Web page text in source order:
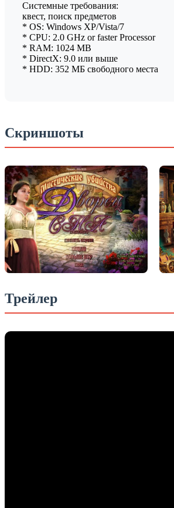
Системные требования:
квест, поиск предметов
* OS: Windows XP/Vista/7
* CPU: 2.0 GHz or faster Processor
* RAM: 1024 MB
* DirectX: 9.0 или выше
* HDD: 352 МБ свободного места
Скриншоты
Трейлер